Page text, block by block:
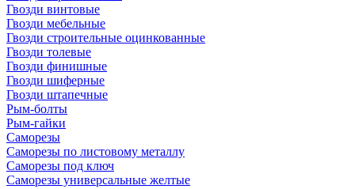
Гвозди винтовые
Гвозди мебельные
Гвозди строительные оцинкованные
Гвозди толевые
Гвозди финишные
Гвозди шиферные
Гвозди штапечные
Рым-болты
Рым-гайки
Саморезы
Саморезы по листовому металлу
Саморезы под ключ
Саморезы универсальные желтые